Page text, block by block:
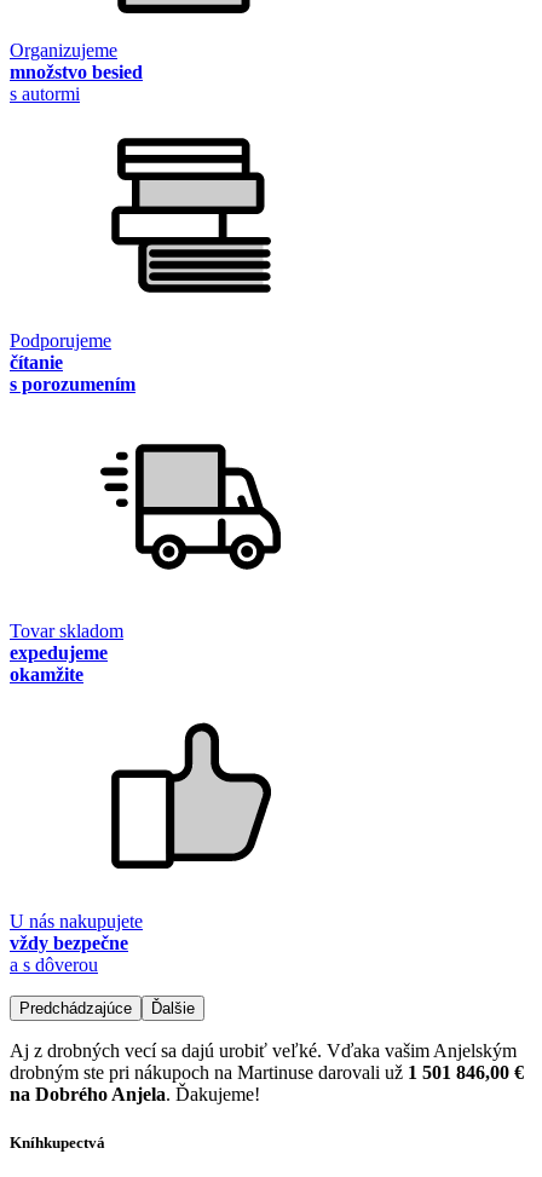
Organizujeme
množstvo besied
s autormi
Podporujeme
čítanie
s porozumením
Tovar skladom
expedujeme
okamžite
U nás nakupujete
vždy bezpečne
a s dôverou
Predchádzajúce Ďalšie
Aj z drobných vecí sa dajú urobiť veľké. Vďaka vašim Anjelským
drobným ste pri nákupoch na Martinuse darovali už 1 501 846,00 €
na Dobrého Anjela. Ďakujeme!
Kníhkupectvá